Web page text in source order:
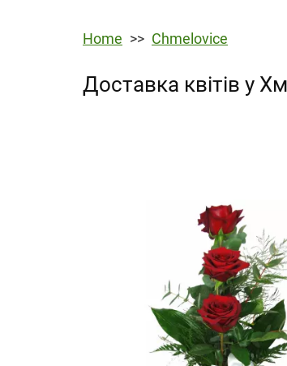
Home Chmelovice
Доставка квітів у